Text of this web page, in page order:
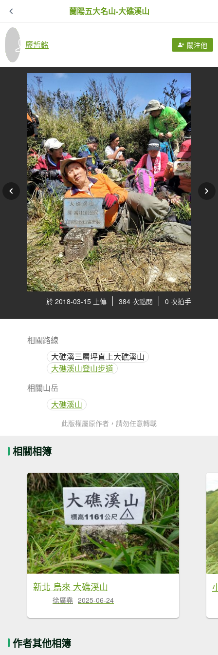
蘭陽五大名山-大礁溪山
廖哲銘 關注他
於 2018-03-15 上傳 384 次點閱 0 次拍手
相關路線
大礁溪三層坪直上大礁溪山
大礁溪山登山步道
相關山岳
大礁溪山
此版權屬原作者，請勿任意轉載
相關相簿
新北 烏來 大礁溪山
徐廣堯 2025-06-24
作者其他相簿